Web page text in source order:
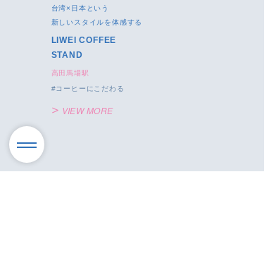
台湾×日本という
新しいスタイルを体感する
LIWEI COFFEE
STAND
高田馬場駅
コーヒーにこだわる
VIEW MORE